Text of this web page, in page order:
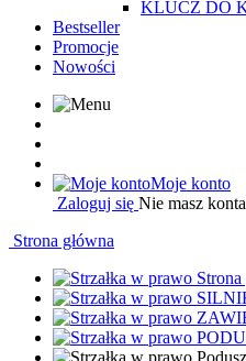
KLUCZ DO
Bestseller
Promocje
Nowości
Moje konto
Zaloguj się Nie masz
Strona główna
Strona